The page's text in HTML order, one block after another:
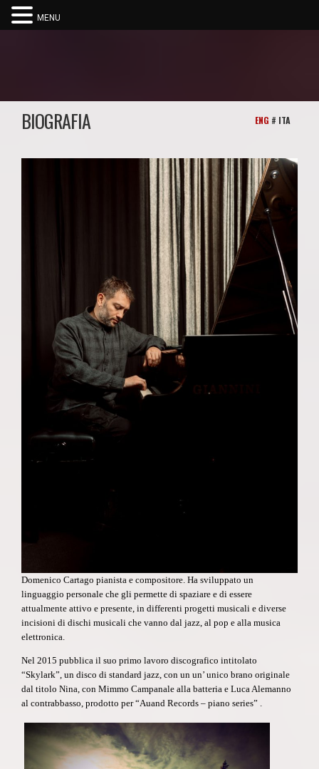
BIOGRAFIA ENG # ITA
Domenico Cartago pianista e compositore. Ha sviluppato un
linguaggio personale che gli permette di spaziare e di essere
attualmente attivo e presente, in differenti progetti musicali e diverse
incisioni di dischi musicali che vanno dal jazz, al pop e alla musica
elettronica.
Nel 2015 pubblica il suo primo lavoro discografico intitolato
“Skylark”, un disco di standard jazz, con un un’ unico brano originale
dal titolo Nina, con Mimmo Campanale alla batteria e Luca Alemanno
al contrabbasso, prodotto per “Auand Records – piano series” .
MENU